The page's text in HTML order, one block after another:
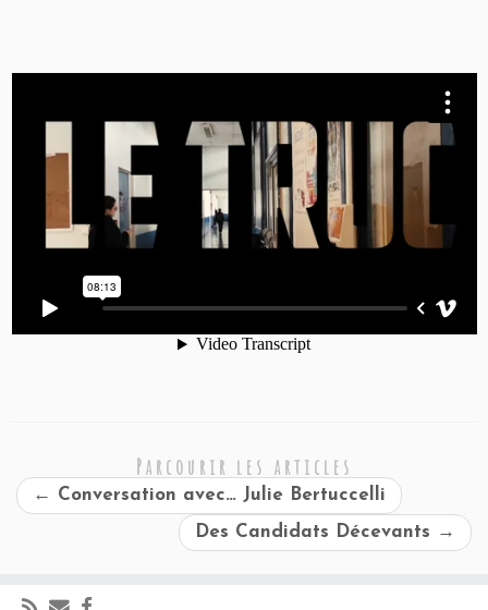
Parcourir les articles
← Conversation avec… Julie Bertuccelli
Des Candidats Décevants →